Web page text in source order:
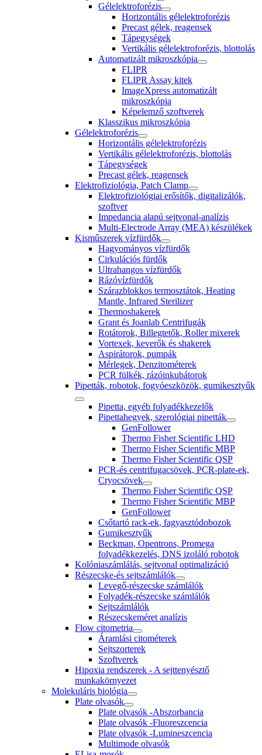
Gélelektroforézis
Horizontális gélelektroforézis
Precast gélek, reagensek
Tápegységek
Vertikális gélelektroforézis, blottolás
Automatizált mikroszkópia
FLIPR
FLIPR Assay kitek
ImageXpress automatizált
mikroszkópia
Képelemző szoftverek
Klasszikus mikroszkópia
Gélelektroforézis
Horizontális gélelektroforézis
Vertikális gélelektroforézis, blottolás
Tápegységek
Precast gélek, reagensek
Elektrofiziológia, Patch Clamp
Elektrofiziológiai erősítők, digitalizálók,
szoftver
Impedancia alapú sejtvonal-analízis
Multi-Electrode Array (MEA) készülékek
Kisműszerek vízfürdők
Hagyományos vízfürdők
Cirkulációs fürdők
Ultrahangos vízfürdők
Rázóvízfürdők
Szárazblokkos termosztátok, Heating
Mantle, Infrared Sterilizer
Thermoshakerek
Grant és Joanlab Centrifugák
Rotátorok, Billegtetők, Roller mixerek
Vortexek, keverők és shakerek
Aspirátorok, pumpák
Mérlegek, Denzitométerek
PCR fülkék, rázóinkubátorok
Pipetták, robotok, fogyóeszközök, gumikesztyűk
Pipetta, egyéb folyadékkezelők
Pipettahegyek, szerológiai pipetták
GenFollower
Thermo Fisher Scientific LHD
Thermo Fisher Scientific MBP
Thermo Fisher Scientific QSP
PCR-és centrifugacsövek, PCR-plate-ek,
Cryocsövek
Thermo Fisher Scientific QSP
Thermo Fisher Scientific MBP
GenFollower
Csőtartó rack-ek, fagyasztódobozok
Gumikesztyűk
Beckman, Opentrons, Promega
folyadékkezelés, DNS izoláló robotok
Kolóniaszámlálás, sejtvonal optimalizáció
Részecske-és sejtszámlálók
Levegő-részecske számlálók
Folyadék-részecske számlálók
Sejtszámlálók
Részecskeméret analízis
Flow citometria
Áramlási citométerek
Sejtszorterek
Szoftverek
Hipoxia rendszerek - A sejttenyésztő
munkakörnyezet
Molekuláris biológia
Plate olvasók
Plate olvasók -Abszorbancia
Plate olvasók -Fluoreszcencia
Plate olvasók -Lumineszcencia
Multimode olvasók